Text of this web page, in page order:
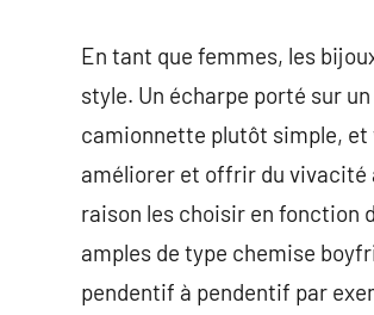
En tant que femmes, les
style. Un écharpe porté sur
camionnette plutôt simple, et
améliorer et offrir du vivacité
raison les choisir en fonction
amples de type chemise
pendentif à pendentif par